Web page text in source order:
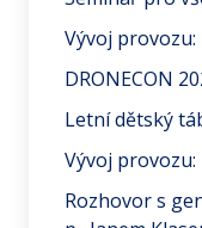
Vývoj provozu:
DRONECON
Letní dětský
Vývoj
Rozhovor s